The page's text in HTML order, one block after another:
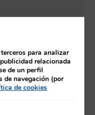
para analizar
relacionada
de un perfil
de navegación (por
de cookies